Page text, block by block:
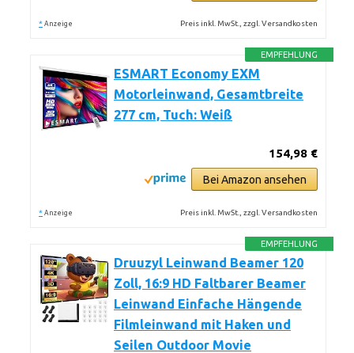
* Anzeige Preis inkl. MwSt., zzgl. Versandkosten
EMPFEHLUNG
ESMART Economy EXM
Motorleinwand, Gesamtbreite
277 cm, Tuch: Weiß
154,98 €
Bei Amazon ansehen
* Anzeige Preis inkl. MwSt., zzgl. Versandkosten
EMPFEHLUNG
Druuzyl Leinwand Beamer 120
Zoll, 16:9 HD Faltbarer Beamer
Leinwand Einfache Hängende
Filmleinwand mit Haken und
Seilen Outdoor Movie